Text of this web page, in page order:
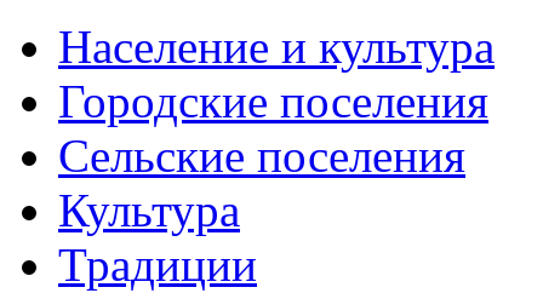
Население и культура
Городские поселения
Сельские поселения
Культура
Традиции